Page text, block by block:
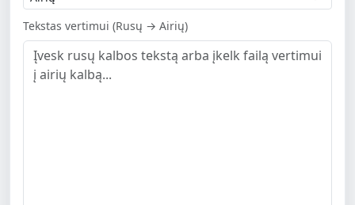
Tekstas vertimui (Rusų → Airių)